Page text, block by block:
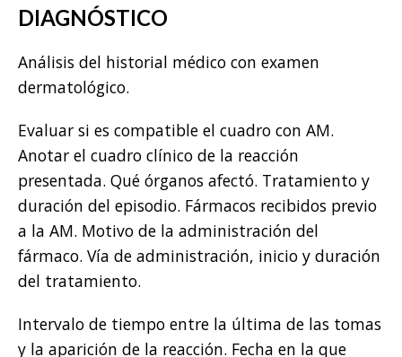
DIAGNÓSTICO
Análisis del historial médico con examen
dermatológico.
Evaluar si es compatible el cuadro con AM.
Anotar el cuadro clínico de la reacción
presentada. Qué órganos afectó. Tratamiento y
duración del episodio. Fármacos recibidos previo
a la AM. Motivo de la administración del
fármaco. Vía de administración, inicio y duración
del tratamiento.
Intervalo de tiempo entre la última de las tomas
y la aparición de la reacción. Fecha en la que